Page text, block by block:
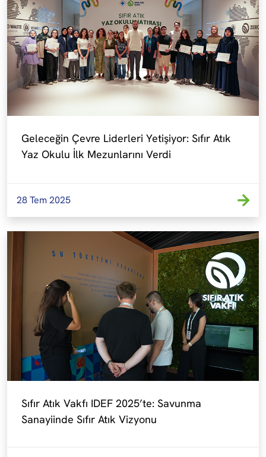
Geleceğin Çevre Liderleri Yetişiyor: Sıfır Atık
Yaz Okulu İlk Mezunlarını Verdi
28 Tem 2025
Sıfır Atık Vakfı IDEF 2025’te: Savunma
Sanayiinde Sıfır Atık Vizyonu